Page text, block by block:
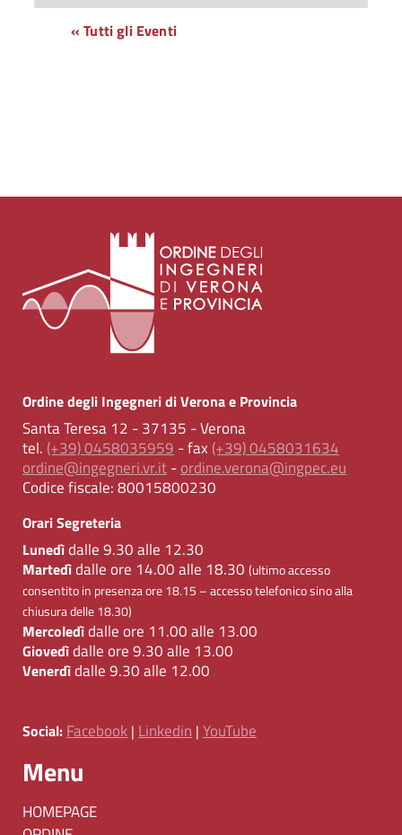
« Tutti gli Eventi
Ordine degli Ingegneri di Verona e Provincia
Santa Teresa 12 - 37135 - Verona
tel. (+39) 0458035959 - fax (+39) 0458031634
ordine@ingegneri.vr.it-ordine.verona@ingpec.eu
Codice fiscale:80015800230
Orari Segreteria
Lunedìdalle 9.30 alle 12.30
Martedìdalle ore 14.00 alle 18.30 (ultimo accesso
consentito in presenza ore 18.15 – accesso telefonico sino alla
chiusura delle 18.30)
Mercoledìdalle ore 11.00 alle 13.00
Giovedìdalle ore 9.30 alle 13.00
Venerdìdalle 9.30 alle 12.00
Social: Facebook | Linkedin | YouTube
Menu
HOMEPAGE